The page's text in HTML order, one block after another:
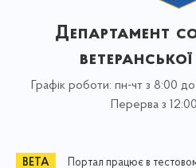
Департамент
Графік роботи: пн-чт з 8:00
Перерва з
Портал працює в